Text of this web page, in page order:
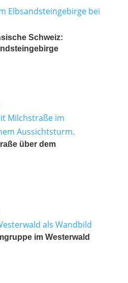
Schweiz:
über dem
im Westerwald